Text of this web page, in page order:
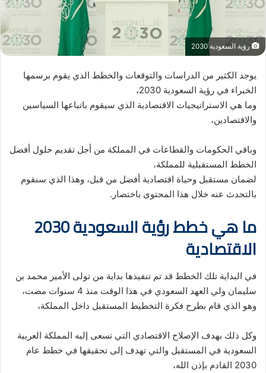
رؤية السعودية 2030
يوجد الكثير من الدراسات والتوقعات والخطط الذي يقوم برسمها
الخبراء في رؤية السعودية 2030،
وما هي الاستراتيجيات الاقتصادية الذي سيقوم باتباعها السياسين
والاقتصادين،
وباقي الحكومات والقطاعات في المملكة من أجل تقديم حلول أفضل
الخطط المستقبلية للمملكة،
لضمان مستقبل وحياة اقتصادية أفضل من قبل، وهذا الذي سنقوم
بالتحدث عنه خلال هذا المحتوى باختصار.
ما هي خطط رؤية السعودية 2030
الاقتصادية
في البداية تلك الخطط قد تم تنفيذها بداية من تولى الأمير محمد بن
سليمان ولي العهد السعودي في هذا الوقت منذ 4 سنوات مضت،
وهو الذي قام بطرح فكرة التخطيط المستقبل داخل المملكة،
وكل ذلك بهدف الإصلاح الاقتصادي التي تسعى إليه المملكة العربية
السعودية في المستقبل والتي تهدف إلى تحقيقها في خطط عام
2030 القادم بإذن الله،